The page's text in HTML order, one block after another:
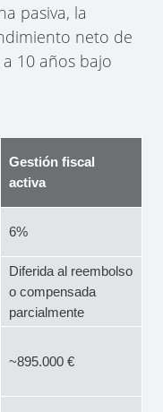
pasiva, la
neto de
10 años bajo
Gestión fiscal
activa
6%
Diferida al reembolso
o compensada
parcialmente
~895.000 €